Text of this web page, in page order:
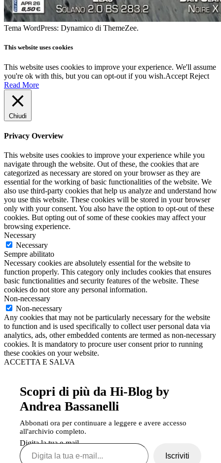
Tema WordPress: Dynamico di ThemeZee.
This website uses cookies
This website uses cookies to improve your experience. We'll assume
you're ok with this, but you can opt-out if you wish.Accept Reject
Read More
Chiudi
Privacy Overview
This website uses cookies to improve your experience while you
navigate through the website. Out of these, the cookies that are
categorized as necessary are stored on your browser as they are
essential for the working of basic functionalities of the website. We
also use third-party cookies that help us analyze and understand how
you use this website. These cookies will be stored in your browser
only with your consent. You also have the option to opt-out of these
cookies. But opting out of some of these cookies may affect your
browsing experience.
Necessary
Necessary
Sempre abilitato
Necessary cookies are absolutely essential for the website to
function properly. This category only includes cookies that ensures
basic functionalities and security features of the website. These
cookies do not store any personal information.
Non-necessary
Non-necessary
Any cookies that may not be particularly necessary for the website
to function and is used specifically to collect user personal data via
analytics, ads, other embedded contents are termed as non-necessary
cookies. It is mandatory to procure user consent prior to running
these cookies on your website.
ACCETTA E SALVA
Scopri di più da Hi-Blog by
Andrea Bassanelli
Abbonati ora per continuare a leggere e avere accesso
all'archivio completo.
Digita la tua e-mail...
Iscriviti